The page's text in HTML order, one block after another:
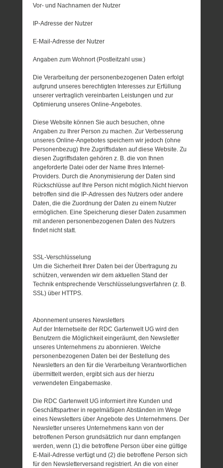
Vor- und Nachnamen der Nutzer
IP-Adresse der Nutzer
E-Mail-Adresse der Nutzer
Angaben zum Wohnort (Postleitzahl usw.)
Die Verarbeitung der personenbezogenen Daten erfolgt
aufgrund unseres berechtigten Interesses zur Erfüllung
unserer vertraglich vereinbarten Leistungen und zur
Optimierung unseres Online-Angebotes.
Diese Website können Sie auch besuchen, ohne
Angaben zu Ihrer Person zu machen. Zur Verbesserung
unseres Online-Angebotes speichern wir jedoch (ohne
Personenbezug) Ihre Zugriffsdaten auf diese Website. Zu
diesen Zugriffsdaten gehören z. B. die von Ihnen
angeforderte Datei oder der Name Ihres Internet-
Providers. Durch die Anonymisierung der Daten sind
Rückschlüsse auf Ihre Person nicht möglich.Nicht hiervon
betroffen sind die IP-Adressen des Nutzers oder andere
Daten, die die Zuordnung der Daten zu einem Nutzer
ermöglichen. Eine Speicherung dieser Daten zusammen
mit anderen personenbezogenen Daten des Nutzers
findet nicht statt.
SSL-Verschlüsselung
Um die Sicherheit Ihrer Daten bei der Übertragung zu
schützen, verwenden wir dem aktuellen Stand der
Technik entsprechende Verschlüsselungsverfahren (z. B.
SSL) über HTTPS.
Abonnement unseres Newsletters
Auf der Internetseite der RDC Gartenwelt UG wird den
Benutzern die Möglichkeit eingeräumt, den Newsletter
unseres Unternehmens zu abonnieren. Welche
personenbezogenen Daten bei der Bestellung des
Newsletters an den für die Verarbeitung Verantwortlichen
übermittelt werden, ergibt sich aus der hierzu
verwendeten Eingabemaske.
Die RDC Gartenwelt UG informiert ihre Kunden und
Geschäftspartner in regelmäßigen Abständen im Wege
eines Newsletters über Angebote des Unternehmens. Der
Newsletter unseres Unternehmens kann von der
betroffenen Person grundsätzlich nur dann empfangen
werden, wenn (1) die betroffene Person über eine gültige
E-Mail-Adresse verfügt und (2) die betroffene Person sich
für den Newsletterversand registriert. An die von einer